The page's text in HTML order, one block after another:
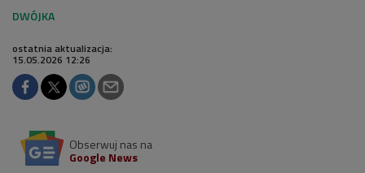
ostatnia aktualizacja:
15.05.2026 12:26
Obserwuj nas na
Google News